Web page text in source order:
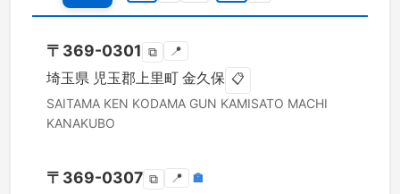
〒 369-0301 ⧉ 📍
埼玉県 児玉郡上里町 金久保 📋
SAITAMA KEN KODAMA GUN KAMISATO MACHI
KANAKUBO
〒 369-0307 ⧉ 📍 🏣